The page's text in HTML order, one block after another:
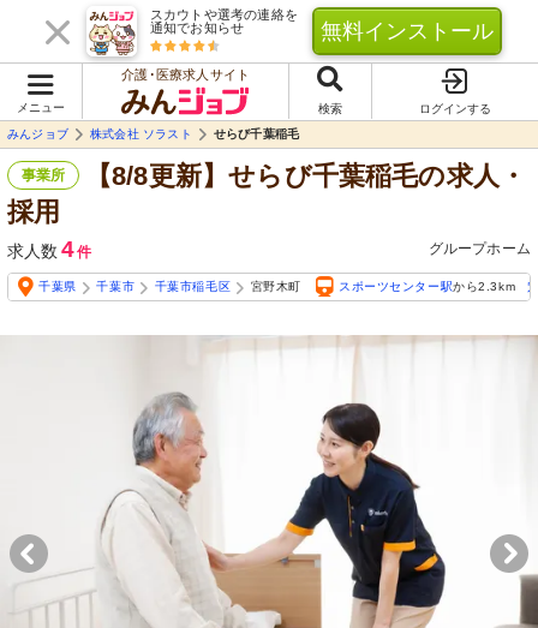
スカウトや選考の連絡を
通知でお知らせ
無料インストール
メニュー
介護･医療求人サイト
検索
ログインする
みんジョブ
株式会社 ソラスト せらび千葉稲毛
事業所
【8/8更新】せらび千葉稲毛の求人・
採用
求人数 4件 グループホーム
千葉県 千葉市 千葉市稲毛区 宮野木町 スポーツセンター駅から2.3km